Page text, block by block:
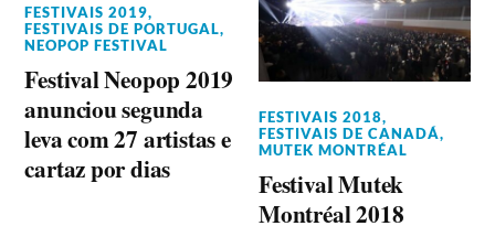
FESTIVAIS 2019,
FESTIVAIS DE PORTUGAL,
NEOPOP FESTIVAL
Festival Neopop 2019
anunciou segunda
leva com 27 artistas e
cartaz por dias
FESTIVAIS 2018,
FESTIVAIS DE CANADÁ,
MUTEK MONTRÉAL
Festival Mutek
Montréal 2018